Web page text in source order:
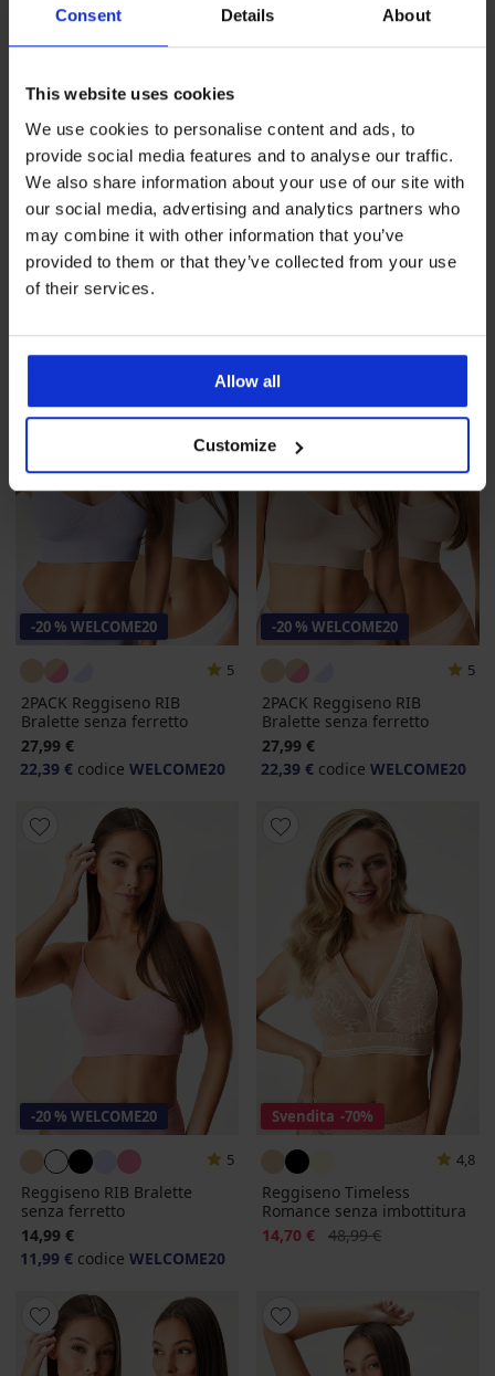
Consent Details About
This website uses cookies
We use cookies to personalise content and ads, to
provide social media features and to analyse our traffic.
We also share information about your use of our site with
our social media, advertising and analytics partners who
may combine it with other information that you’ve
provided to them or that they’ve collected from your use
of their services.
Allow all
Customize
Svendita -50%
4,8
Reggiseno Amour Air
Bralette senza ferretto
Sconto
20,50 € Prezzo originale
40,99 €
-20 % WELCOME20
Reggiseno RIB Bralette
senza ferretto
14,99 €
WELCOME20
-20 % WELCOME20
5
2PACK Reggiseno RIB
Bralette senza ferretto
27,99 €
22,39 € codice WELCOME20
-20 % WELCOME20
5
2PACK Reggiseno RIB
Bralette senza ferretto
27,99 €
22,39 € codice WELCOME20
-20 % WELCOME20
5
Reggiseno RIB Bralette
senza ferretto
14,99 €
11,99 € codice WELCOME20
Svendita -70%
4,8
Reggiseno Timeless
Romance senza imbottitura
Sconto
14,70 € Prezzo originale
48,99 €